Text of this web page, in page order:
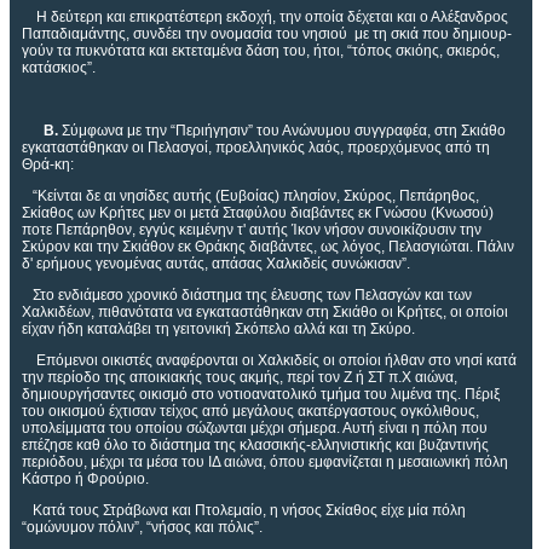
Η δεύτερη και επικρατέστερη εκδοχή, την οποία δέχεται και ο Αλέξανδρος
Παπαδιαμάντης, συνδέει την ονομασία του νησιού με τη σκιά που δημιουρ-
γούν τα πυκνότατα και εκτεταμένα δάση του, ήτοι, “τόπος σκιόης, σκιερός,
κατάσκιος”.
Β. Σύμφωνα με την “Περιήγησιν” του Ανώνυμου συγγραφέα, στη Σκιάθο
εγκαταστάθηκαν οι Πελασγοί, προελληνικός λαός, προερχόμενος από τη
Θρά-κη:
“Κείνται δε αι νησίδες αυτής (Ευβοίας) πλησίον, Σκύρος, Πεπάρηθος,
Σκίαθος ων Κρήτες μεν οι μετά Σταφύλου διαβάντες εκ Γνώσου (Κνωσού)
ποτε Πεπάρηθον, εγγύς κειμένην τ' αυτής Ίκον νήσον συνοικίζουσιν την
Σκύρον και την Σκιάθον εκ Θράκης διαβάντες, ως λόγος, Πελασγιώται. Πάλιν
δ' ερήμους γενομένας αυτάς, απάσας Χαλκιδείς συνώκισαν”.
Στο ενδιάμεσο χρονικό διάστημα της έλευσης των Πελασγών και των
Χαλκιδέων, πιθανότατα να εγκαταστάθηκαν στη Σκιάθο οι Κρήτες, οι οποίοι
είχαν ήδη καταλάβει τη γειτονική Σκόπελο αλλά και τη Σκύρο.
Επόμενοι οικιστές αναφέρονται οι Χαλκιδείς οι οποίοι ήλθαν στο νησί κατά
την περίοδο της αποικιακής τους ακμής, περί τον Ζ ή ΣΤ π.Χ αιώνα,
δημιουργήσαντες οικισμό στο νοτιοανατολικό τμήμα του λιμένα της. Πέριξ
του οικισμού έχτισαν τείχος από μεγάλους ακατέργαστους ογκόλιθους,
υπολείμματα του οποίου σώζωνται μέχρι σήμερα. Αυτή είναι η πόλη που
επέζησε καθ όλο το διάστημα της κλασσικής-ελληνιστικής και βυζαντινής
περιόδου, μέχρι τα μέσα του ΙΔ αιώνα, όπου εμφανίζεται η μεσαιωνική πόλη
Κάστρο ή Φρούριο.
Κατά τους Στράβωνα και Πτολεμαίο, η νήσος Σκίαθος είχε μία πόλη
“ομώνυμον πόλιν”, “νήσος και πόλις”.